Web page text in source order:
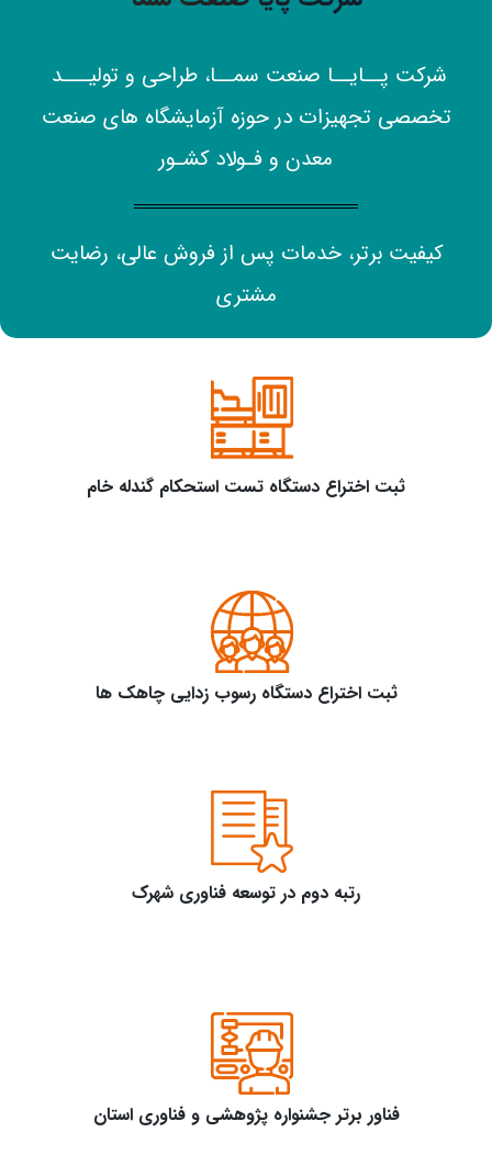
شرکت پــایــا صنعت سمــا، طراحی و تولیـــد
تخصصی تجهیزات در حوزه آزمایشگاه های صنعت
معدن و فـولاد کشـور
کیفیت برتر، خدمات پس از فروش عالی، رضایت
مشتری
ثبت اختراع دستگاه تست استحکام گندله خام
ثبت اختراع دستگاه رسوب زدایی چاهک ها
رتبه دوم در توسعه فناوری شهرک
فناور برتر جشنواره پژوهشی و فناوری استان